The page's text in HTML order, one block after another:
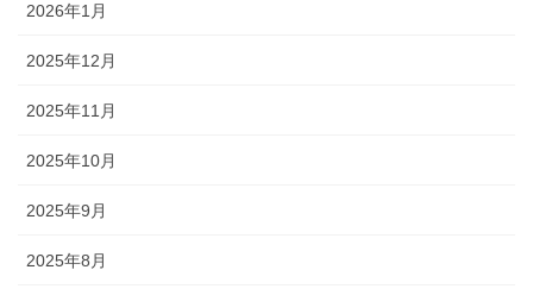
2026年1月
2025年12月
2025年11月
2025年10月
2025年9月
2025年8月